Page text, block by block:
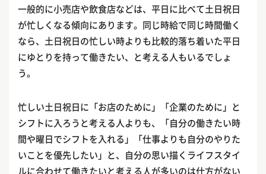
一般的に小売店や飲食店などは、平日に比べて土日祝日
が忙しくなる傾向にあります。同じ時給で同じ時間働く
なら、土日祝日の忙しい時よりも比較的落ち着いた平日
にゆとりを持って働きたい、と考える人もいるでしょ
う。
忙しい土日祝日に「お店のために」「企業のために」と
シフトに入ろうと考える人よりも、「自分の働きたい時
間や曜日でシフトを入れる」「仕事よりも自分のやりた
いことを優先したい」と、自分の思い描くライフスタイ
ルに合わせて働きたいと考える人が多いのは仕方がない